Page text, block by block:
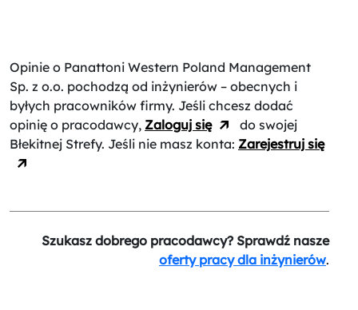
Opinie o Panattoni Western Poland Management
Sp. z o.o. pochodzą od inżynierów – obecnych i
byłych pracowników firmy. Jeśli chcesz dodać
opinię o pracodawcy, Zaloguj się
do swojej
Błekitnej Strefy. Jeśli nie masz konta: Zarejestruj się
Szukasz dobrego pracodawcy? Sprawdź nasze
oferty pracy dla inżynierów.